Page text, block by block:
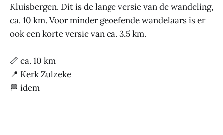
Kluisbergen. Dit is de lange versie van de wandeling,
ca. 10 km. Voor minder geoefende wandelaars is er
ook een korte versie van ca. 3,5 km.
📏 ca. 10 km
📍 Kerk Zulzeke
🏁 idem